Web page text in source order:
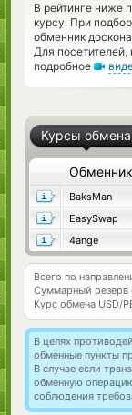
В рейтинге ниже
курсу. При
обменник
Для
подробное
Курсы обмена
Обменник
BaksMan
EasySwap
4ange
Всего по
Суммарный резерв
Курс обмена USD/
В целях
обменные пункты
В случае если
обменную
соблюдения